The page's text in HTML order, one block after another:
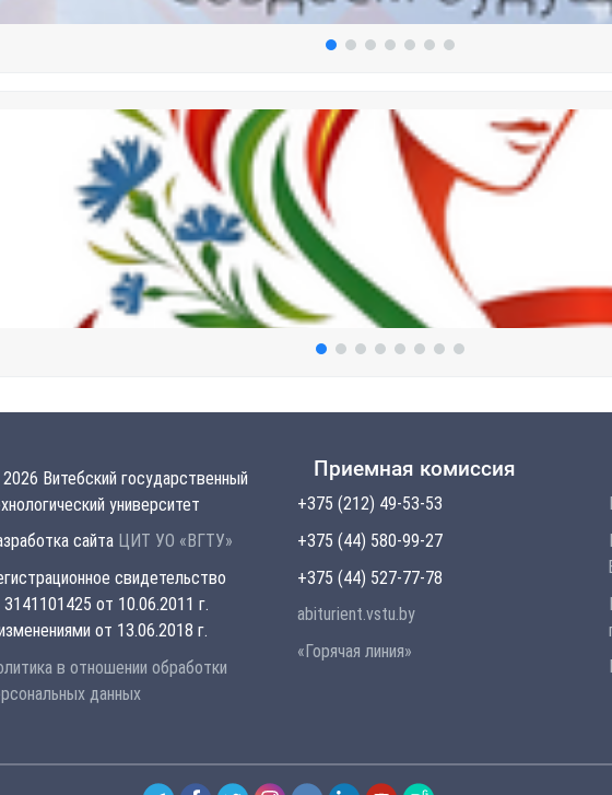
Витебский государственный
университет
сайта ЦИТ УО «ВГТУ»
свидетельство
от 10.06.2011 г.
от 13.06.2018 г.
в отношении обработки
данных
Приемная комиссия
+375 (212) 49-53-53
+375 (44) 580-99-27
+375 (44) 527-77-78
abiturient.vstu.by
«Горячая линия»